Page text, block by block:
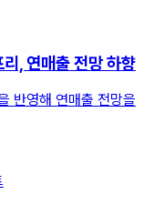
, 연매출 전망 하향
반영해 연매출 전망을